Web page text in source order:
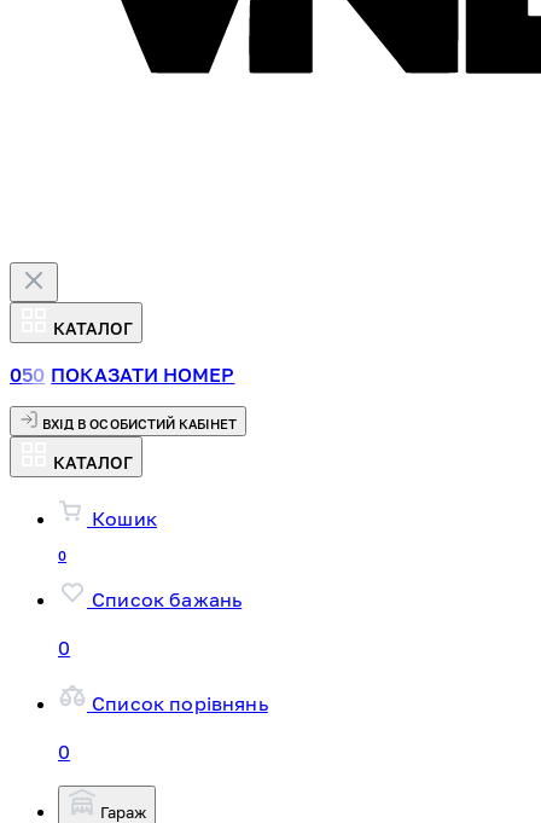
КАТАЛОГ
050 ПОКАЗАТИ НОМЕР
ВХІД В ОСОБИСТИЙ КАБІНЕТ
КАТАЛОГ
Кошик
0
Список бажань
0
Список порівнянь
0
Гараж